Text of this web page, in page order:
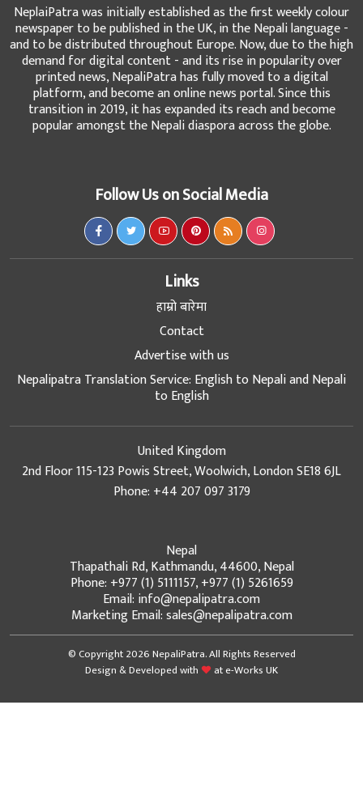
NeplaiPatra was initially established as the first weekly colour
newspaper to be published in the UK, in the Nepali language -
and to be distributed throughout Europe. Now, due to the high
demand for digital content - and its rise in popularity over
printed news, NepaliPatra has fully moved to a digital
platform, and become an online news portal. Since this
transition in 2019, it has expanded its reach and become
popular amongst the Nepali diaspora across the globe.
Follow Us on Social Media
Links
हाम्रो बारेमा
Contact
Advertise with us
Nepalipatra Translation Service: English to Nepali and Nepali
to English
United Kingdom
2nd Floor 115-123 Powis Street, Woolwich, London SE18 6JL
Phone: +44 207 097 3179
Nepal
Thapathali Rd, Kathmandu, 44600, Nepal
Phone: +977 (1) 5111157, +977 (1) 5261659
Email: info@nepalipatra.com
Marketing Email: sales@nepalipatra.com
© Copyright 2026 NepaliPatra. All Rights Reserved
Design & Developed with
ate-Works UK